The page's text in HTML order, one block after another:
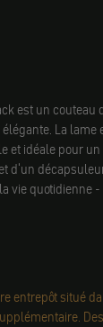
est un
La
et idéale pour
d'un
vie quotidienne
entrepôt situé